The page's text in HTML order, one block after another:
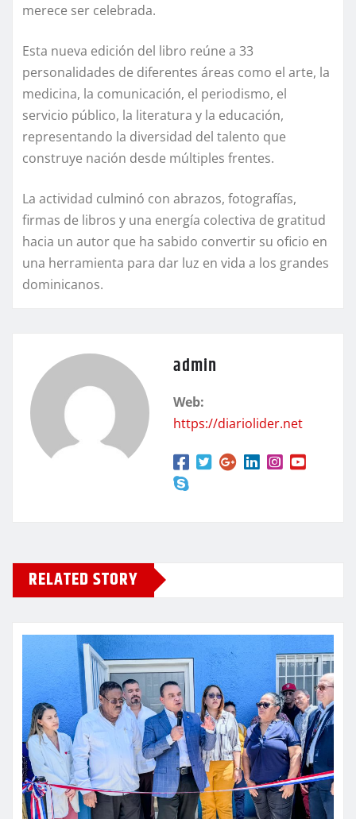
merece ser celebrada.
Esta nueva edición del libro reúne a 33
personalidades de diferentes áreas como el arte, la
medicina, la comunicación, el periodismo, el
servicio público, la literatura y la educación,
representando la diversidad del talento que
construye nación desde múltiples frentes.
La actividad culminó con abrazos, fotografías,
firmas de libros y una energía colectiva de gratitud
hacia un autor que ha sabido convertir su oficio en
una herramienta para dar luz en vida a los grandes
dominicanos.
admin
Web:
https://diariolider.net
RELATED STORY